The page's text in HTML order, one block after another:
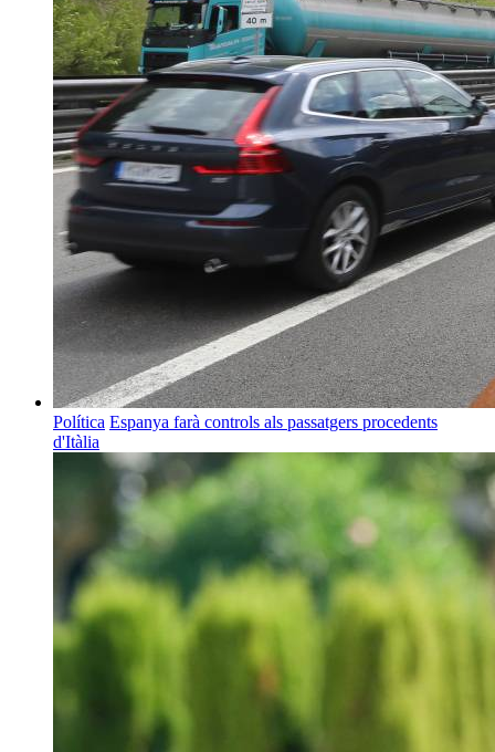
Política Espanya farà controls als passatgers procedents
d'Itàlia